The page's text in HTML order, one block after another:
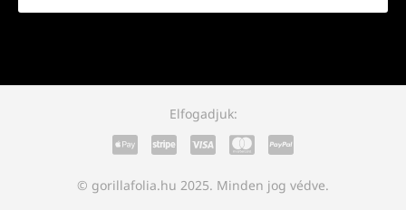
© gorillafolia.hu 2025. Minden jog védve.
Elfogadjuk: